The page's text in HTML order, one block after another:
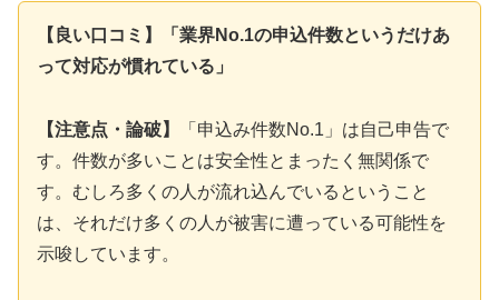
【良い口コミ】「業界No.1の申込件数というだけあ
って対応が慣れている」
【注意点・論破】
「申込み件数No.1」は自己申告で
す。件数が多いことは安全性とまったく無関係で
す。むしろ多くの人が流れ込んでいるということ
は、それだけ多くの人が被害に遭っている可能性を
示唆しています。